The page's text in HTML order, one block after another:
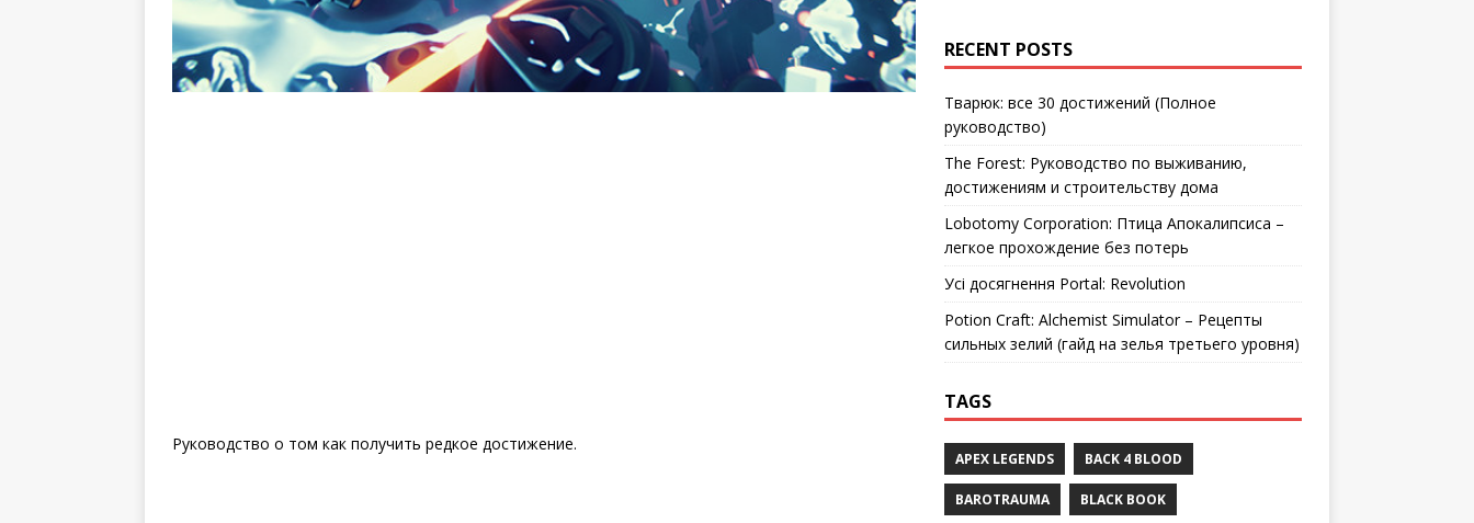
Руководство о том как получить редкое достижение.
RECENT POSTS
Тварюк: все 30 достижений (Полное
руководство)
The Forest: Руководство по выживанию,
достижениям и строительству дома
Lobotomy Corporation: Птица Апокалипсиса –
легкое прохождение без потерь
Усі досягнення Portal: Revolution
Potion Craft: Alchemist Simulator – Рецепты
сильных зелий (гайд на зелья третьего уровня)
TAGS
APEX LEGENDS BACK 4 BLOOD
BAROTRAUMA BLACK BOOK